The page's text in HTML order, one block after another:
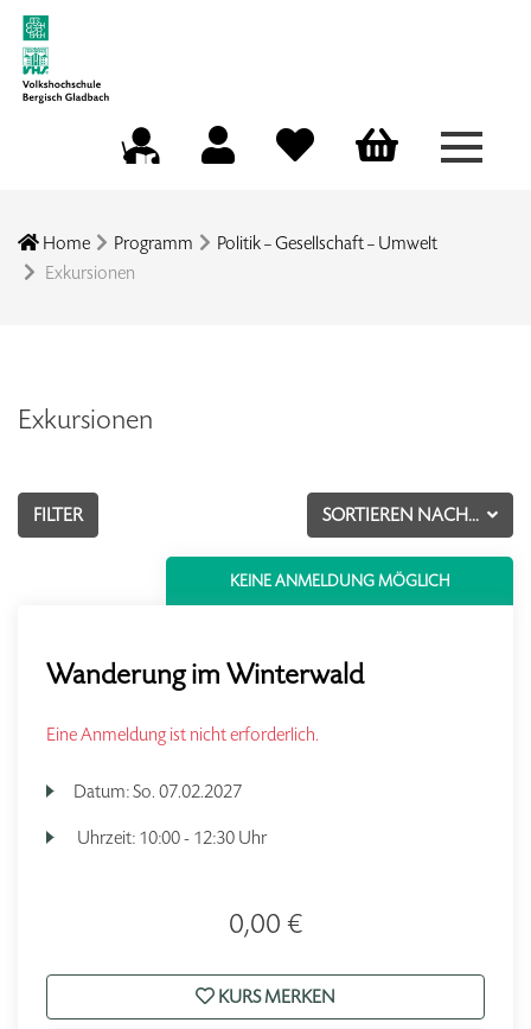
Menü
Home Programm
Politik – Gesellschaft – Umwelt
Exkursionen
Exkursionen
SORTIEREN NACH...
FILTER
KEINE ANMELDUNG MÖGLICH
Wanderung im Winterwald
Eine Anmeldung ist nicht erforderlich.
Datum:So. 07.02.2027
Uhrzeit: 10:00 - 12:30 Uhr
0,00 €
KURS MERKEN